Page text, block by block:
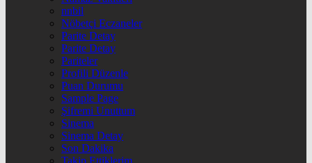
nnbil
Nöbetçi Eczaneler
Parite Detay
Parite Detay
Pariteler
Profili Düzenle
Puan Durumu
Sample Page
Şifremi Unuttum
Sinema
Sinema Detay
Son Dakika
Takip Ettiklerim